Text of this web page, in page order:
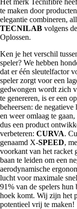
te maken door
elegantie combineren,
TECNILAB volgens
Oplossen.
Ken je het verschil
speler? We hebben
dat er één sleutelfactor
speler zorgt voor een
gedwongen wordt zich
te genereren, is er een
beheersen: de
en weer omlaag te
dus een product
verbeteren: CURVA.
genaamd X-SPEED,
voorkant van het racket
baan te leiden om een
aerodynamische
lucht voor maximale
91% van de spelers
hoek komt. Wij zijn het
potentieel vrij te maken!